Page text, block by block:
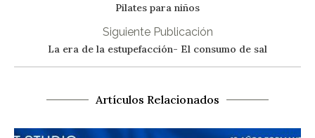
Pilates para niños
Siguiente Publicación
La era de la estupefacción- El consumo de sal
Artículos Relacionados